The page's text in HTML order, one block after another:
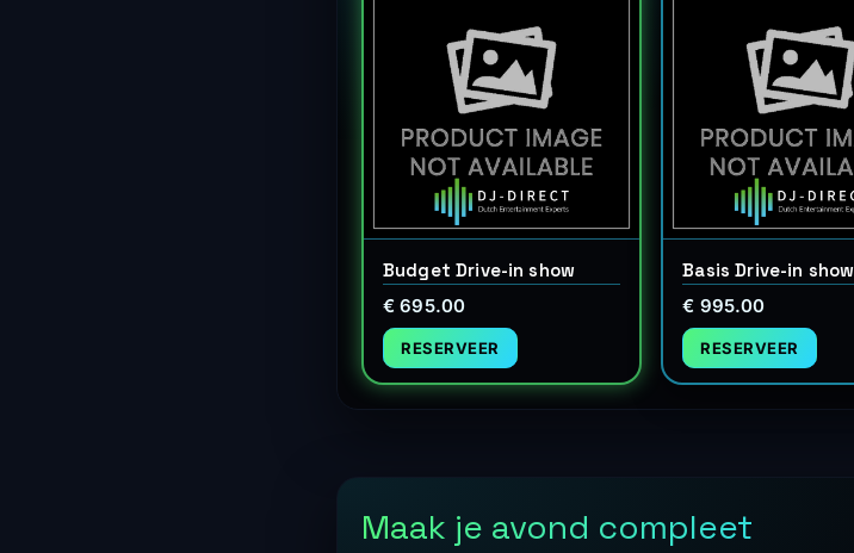
Budget Drive-in show
€ 695.00
RESERVEER
Basis Drive-in show
€ 995.00
RESERVEER
Maak je avond compleet